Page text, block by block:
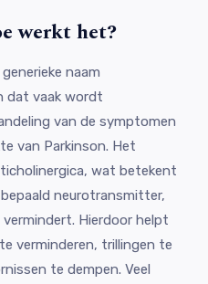
werkt het?
naam
dat vaak wordt
van de symptomen
van Parkinson. Het
wat betekent
neurotransmitter,
Hierdoor helpt
verminderen, trillingen te
te dempen. Veel